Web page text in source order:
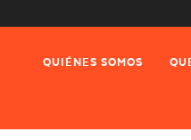
QUIÉNES SOMOS